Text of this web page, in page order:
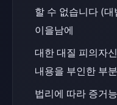
할 수 없습니다 (
이을남에
대한 대질 피의자
내용을 부인한 부
법리에 따라 증거